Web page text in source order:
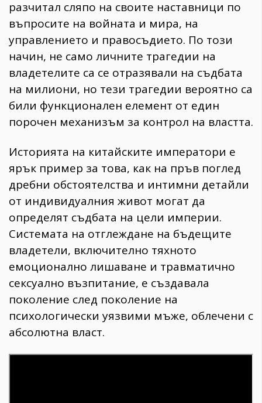
разчитал сляпо на своите наставници по
въпросите на войната и мира, на
управлението и правосъдието. По този
начин, не само личните трагедии на
владетелите са се отразявали на съдбата
на милиони, но тези трагедии вероятно са
били функционален елемент от един
порочен механизъм за контрол на властта.
Историята на китайските императори е
ярък пример за това, как на пръв поглед
дребни обстоятелства и интимни детайли
от индивидуалния живот могат да
определят съдбата на цели империи.
Системата на отглеждане на бъдещите
владетели, включително тяхното
емоционално лишаване и травматично
сексуално възпитание, е създавала
поколение след поколение на
психологически уязвими мъже, облечени с
абсолютна власт.